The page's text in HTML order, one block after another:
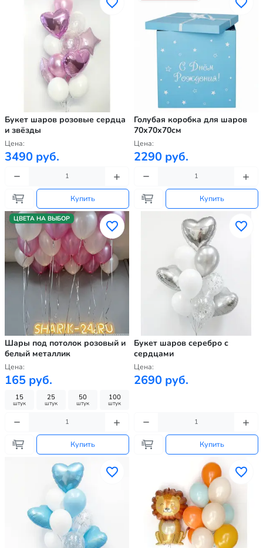
Букет шаров розовые сердца
и звёзды
Цена:
3490 руб.
Купить
Голубая коробка для шаров
70х70х70см
Цена:
2290 руб.
Купить
ЦВЕТА НА ВЫБОР
Шары под потолок розовый и
белый металлик
Цена:
165 руб.
15
штук
25
штук
50
штук
100
штук
Купить
Букет шаров серебро с
сердцами
Цена:
2690 руб.
Купить